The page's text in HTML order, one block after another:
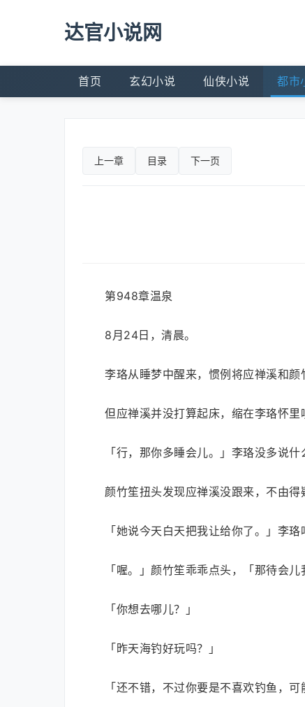
达官小说网
首页 玄幻小说 仙侠小说 都市
上一章 目录 下一页
第948章温泉
8月24日，清晨。
李珞从睡梦中醒来，惯例将应禅溪和颜
但应禅溪并没打算起床，缩在李珞怀
「行，那你多睡会儿。」李珞没多说
颜竹笙扭头发现应禅溪没跟来，不由得
「她说今天白天把我让给你了。」李
「喔。」颜竹笙乖乖点头，「那待会儿
「你想去哪儿？」
「昨天海钓好玩吗？」
「还不错，不过你要是不喜欢钓鱼，可